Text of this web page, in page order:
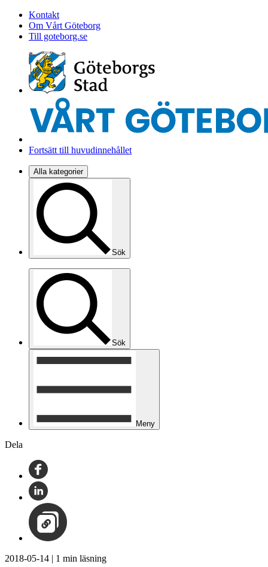
Kontakt
Om Vårt Göteborg
Till goteborg.se
Fortsätt till huvudinnehållet
Alla kategorier
Sök
Sök
Meny
Dela
2018-05-14 | 1 min läsning